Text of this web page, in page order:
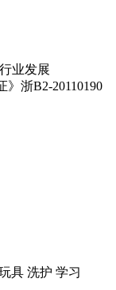
业发展
》浙B2-20110190
具 洗护 学习